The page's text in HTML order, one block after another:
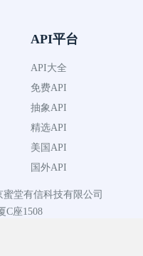
API平台
API大全
免费API
抽象API
精选API
美国API
国外API
蜜堂有信科技有限公司
C座1508